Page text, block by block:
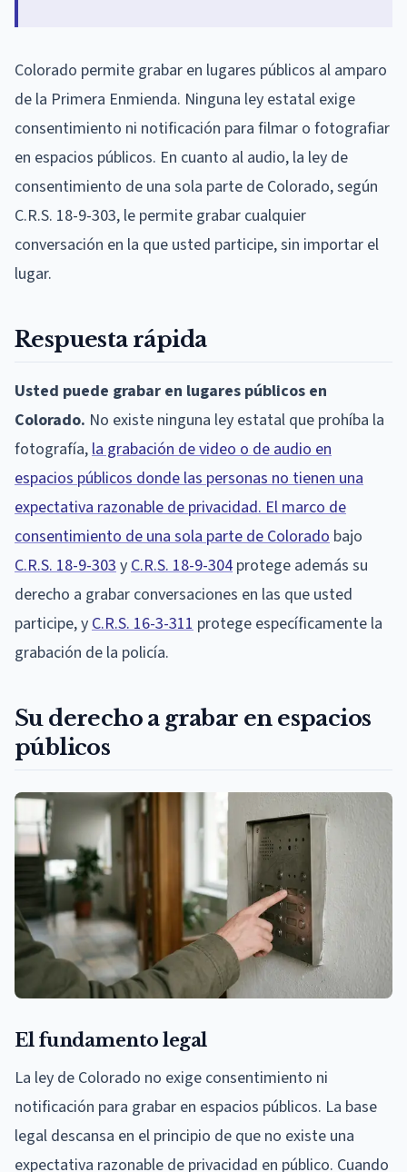
Colorado permite grabar en lugares públicos al amparo
de la Primera Enmienda. Ninguna ley estatal exige
consentimiento ni notificación para filmar o fotografiar
en espacios públicos. En cuanto al audio, la ley de
consentimiento de una sola parte de Colorado, según
C.R.S. 18-9-303, le permite grabar cualquier
conversación en la que usted participe, sin importar el
lugar.
Respuesta rápida
Usted puede grabar en lugares públicos en
Colorado. No existe ninguna ley estatal que prohíba la
fotografía, la grabación de video o de audio en
espacios públicos donde las personas no tienen una
expectativa razonable de privacidad. El marco de
consentimiento de una sola parte de Colorado bajo
C.R.S. 18-9-303 y C.R.S. 18-9-304 protege además su
derecho a grabar conversaciones en las que usted
participe, y C.R.S. 16-3-311 protege específicamente la
grabación de la policía.
Su derecho a grabar en espacios
públicos
El fundamento legal
La ley de Colorado no exige consentimiento ni
notificación para grabar en espacios públicos. La base
legal descansa en el principio de que no existe una
expectativa razonable de privacidad en público. Cuando